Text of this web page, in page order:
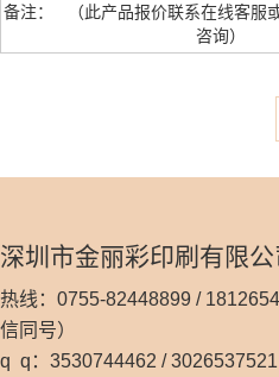
备注： （此产品报价联系在线客服
咨询）
深圳市金丽彩印刷有限公
热线：0755-82448899 /
信同号）
q q：3530744462 / 3026537521